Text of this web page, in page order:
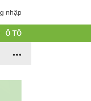
nhập
Ô TÔ